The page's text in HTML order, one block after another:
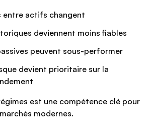
entre actifs changent
deviennent moins fiables
peuvent sous-performer
devient prioritaire sur la
est une compétence clé pour
modernes.